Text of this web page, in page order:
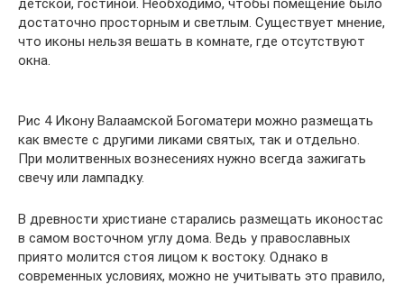
детской, гостиной. Необходимо, чтобы помещение было
достаточно просторным и светлым. Существует мнение,
что иконы нельзя вешать в комнате, где отсутствуют
окна.
Рис 4 Икону Валаамской Богоматери можно размещать
как вместе с другими ликами святых, так и отдельно.
При молитвенных вознесениях нужно всегда зажигать
свечу или лампадку.
В древности христиане старались размещать иконостас
в самом восточном углу дома. Ведь у православных
приято молится стоя лицом к востоку. Однако в
современных условиях, можно не учитывать это правило,